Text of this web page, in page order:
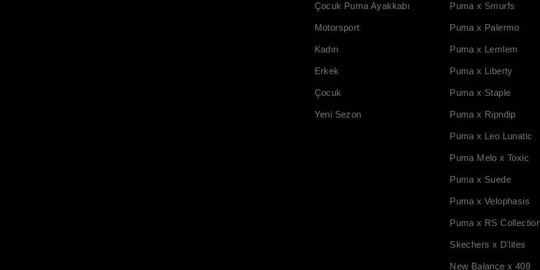
Çocuk Puma Ayakkabı
Motorsport
Kadın
Erkek
Çocuk
Yeni Sezon
Puma x Smurfs
Puma x Palermo
Puma x Lemlem
Puma x Liberty
Puma x Staple
Puma x Ripndip
Puma x Leo Lunatic
Puma Melo x Toxic
Puma x Suede
Puma x Velophasis
Puma x RS
Skechers x D'lites
New Balance x 408